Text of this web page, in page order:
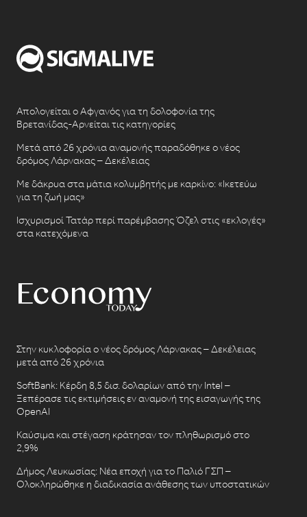
Απολογείται ο Αφγανός για τη δολοφονία της
Βρετανίδας-Αρνείται τις κατηγορίες
Μετά από 26 χρόνια αναμονής παραδόθηκε ο νέος
δρόμος Λάρνακας – Δεκέλειας
Με δάκρυα στα μάτια κολυμβητής με καρκίνο: «Ικετεύω
για τη ζωή μας»
Ισχυρισμοί Τατάρ περί παρέμβασης Όζελ στις «εκλογές»
στα κατεχόμενα
Στην κυκλοφορία ο νέος δρόμος Λάρνακας – Δεκέλειας
μετά από 26 χρόνια
SoftBank: Κέρδη 8,5 δισ. δολαρίων από την Intel –
Ξεπέρασε τις εκτιμήσεις εν αναμονή της εισαγωγής της
OpenAI
Καύσιμα και στέγαση κράτησαν τον πληθωρισμό στο
2,9%
Δήμος Λευκωσίας: Νέα εποχή για το Παλιό ΓΣΠ –
Ολοκληρώθηκε η διαδικασία ανάθεσης των υποστατικών